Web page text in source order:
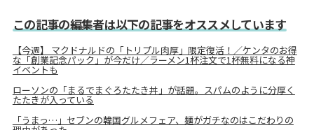
この記事の編集者は以下の記事をオススメしています
【今週】 マクドナルドの「トリプル肉厚」限定復活！／ケンタのお得
な「創業記念パック」が今だけ／ラーメン1杯注文で1杯無料になる神
イベントも
ローソンの「まるでまぐろたたき丼」が話題。スパムのように分厚く
たたきが入っている
「うまっ…」セブンの韓国グルメフェア、麺がガチなのはこだわりの